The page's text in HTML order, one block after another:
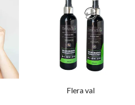
Flera val